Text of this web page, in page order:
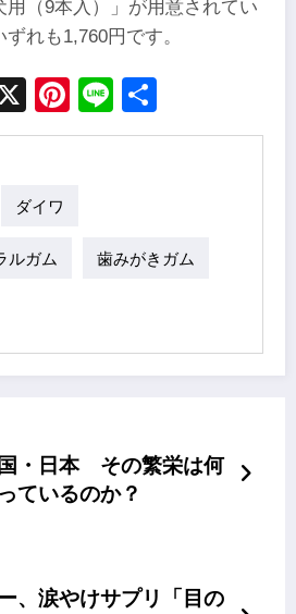
（9本入）」が用意されてい
れも1,760円です。
X Pinterest
Line
ダイワ
ルガム 歯みがきガム
・日本 その繁栄は何
ているのか？
、涙やけサプリ「目の